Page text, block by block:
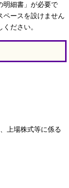
細書」が必要で
ペースを設けません
ださい。
上場株式等に係る